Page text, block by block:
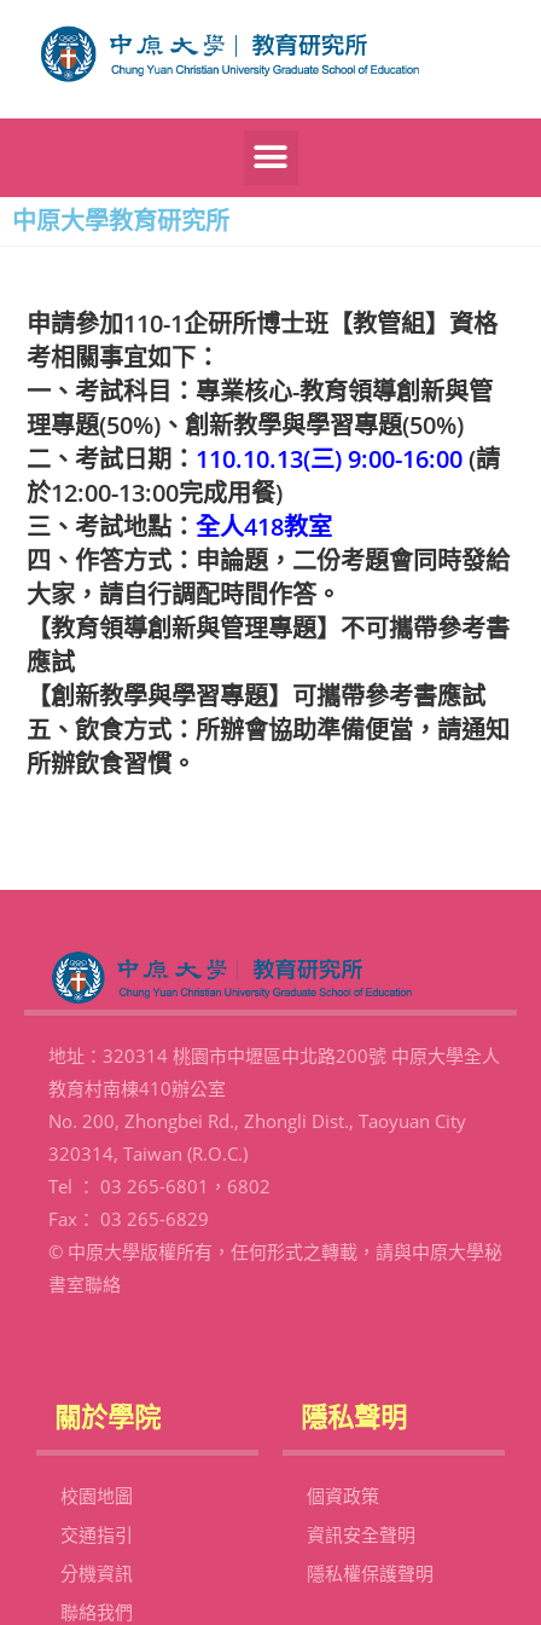
中原大學教育研究所
申請參加110-1企研所博士班【教管組】資格
考相關事宜如下：
一、考試科目：專業核心-教育領導創新與管
理專題(50%)、創新教學與學習專題(50%)
二、考試日期： 110.10.13(三) 9:00-16:00(請
於12:00-13:00完成用餐)
三、考試地點：全人418教室
四、作答方式：申論題，二份考題會同時發給
大家，請自行調配時間作答。
【教育領導創新與管理專題】不可攜帶參考書
應試
【創新教學與學習專題】可攜帶參考書應試
五、飲食方式：所辦會協助準備便當，請通知
所辦飲食習慣。
地址：320314 桃園市中壢區中北路200號 中原大學全人
教育村南棟410辦公室
No. 200, Zhongbei Rd., Zhongli Dist., Taoyuan City
320314, Taiwan (R.O.C.)
Tel ： 03 265-6801，6802
Fax： 03 265-6829
© 中原大學版權所有，任何形式之轉載，請與中原大學秘
書室聯絡
關於學院
校園地圖
交通指引
分機資訊
聯絡我們
隱私聲明
個資政策
資訊安全聲明
隱私權保護聲明